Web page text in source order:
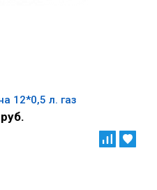
12*0,5 л. газ